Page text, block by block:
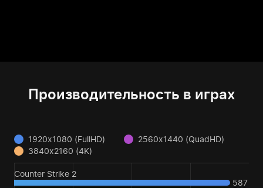
Производительность в играх
1920x1080 (FullHD)
2560x1440 (QuadHD)
3840x2160 (4K)
Counter Strike 2
587